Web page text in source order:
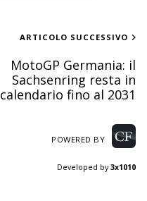
ARTICOLO SUCCESSIVO
MotoGP Germania: il
Sachsenring resta in
calendario fino al 2031
POWERED BY
Developed by3x1010